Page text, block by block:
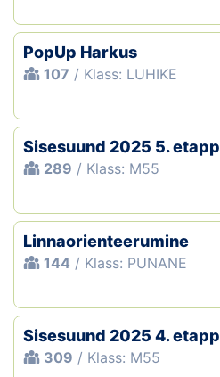
PopUp Harkus
107 / Klass: LUHIKE
Sisesuund 2025 5. etapp
289 / Klass: M55
Linnaorienteerumine
144 / Klass: PUNANE
Sisesuund 2025 4. etapp
309 / Klass: M55